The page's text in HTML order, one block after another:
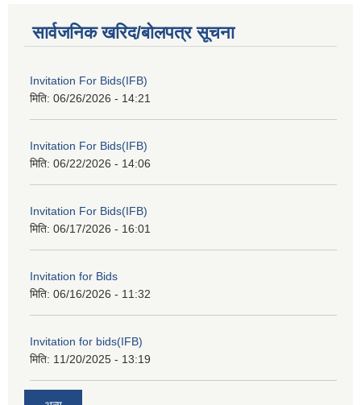
सार्वजनिक खरिद/बोलपत्र सूचना
Invitation For Bids(IFB)
मिति: 06/26/2026 - 14:21
Invitation For Bids(IFB)
मिति: 06/22/2026 - 14:06
Invitation For Bids(IFB)
मिति: 06/17/2026 - 16:01
Invitation for Bids
मिति: 06/16/2026 - 11:32
Invitation for bids(IFB)
मिति: 11/20/2025 - 13:19